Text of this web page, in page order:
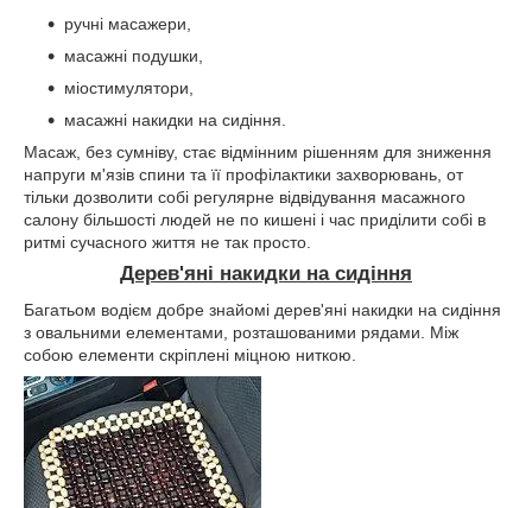
ручні масажери,
масажні подушки,
міостимулятори,
масажні накидки на сидіння.
Масаж, без сумніву, стає відмінним рішенням для зниження
напруги м'язів спини та її профілактики захворювань, от
тільки дозволити собі регулярне відвідування масажного
салону більшості людей не по кишені і час приділити собі в
ритмі сучасного життя не так просто.
Дерев'яні накидки на сидіння
Багатьом водієм добре знайомі дерев'яні накидки на сидіння
з овальними елементами, розташованими рядами. Між
собою елементи скріплені міцною ниткою.